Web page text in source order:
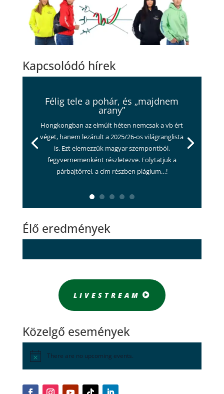
Kapcsolódó hírek
Félig tele a pohár, és „majdnem
arany”
Hongkongban az elmúlt héten nemcsak a vb ért
véget, hanem lezárult a 2025/26-os világranglista
is. Ezt elemezzük magyar szempontból,
fegyvernemenként részletezve. Folytatjuk a
párbajtőrrel, a cím részben plágium…!
Élő eredmények
LIVESTREAM
Közelgő események
There are no upcoming events.